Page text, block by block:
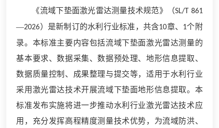
《流域下垫面激光雷达测量技术规范》（SL/T 861
—2026）是新制订的水利行业标准，共含10章、 1个附
录。本标准主要内容包括流域下垫面激光雷达测量的
基本要求、数据采集、数据预处理、地形信息提取、
数据质量控制、成果整理与提交等，适用于水利行业
采用激光雷达技术开展流域下垫面地形信息提取。本
标准发布实施将进一步推动水利行业激光雷达技术应
用，充分发挥高程精度测量技术优势，为流域防洪、